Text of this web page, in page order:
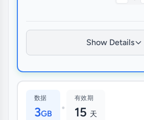
Show Details
数据
3GB •
有效期
15 天